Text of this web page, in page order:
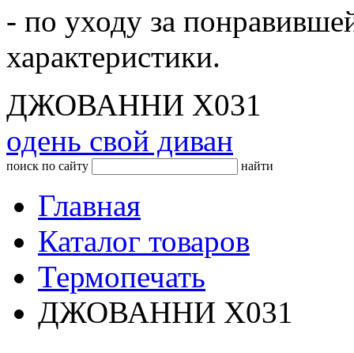
- по уходу за
характеристики.
ДЖОВАННИ Х031
одень свой диван
поиск по сайту найти
Главная
Каталог товаров
Термопечать
ДЖОВАННИ Х031